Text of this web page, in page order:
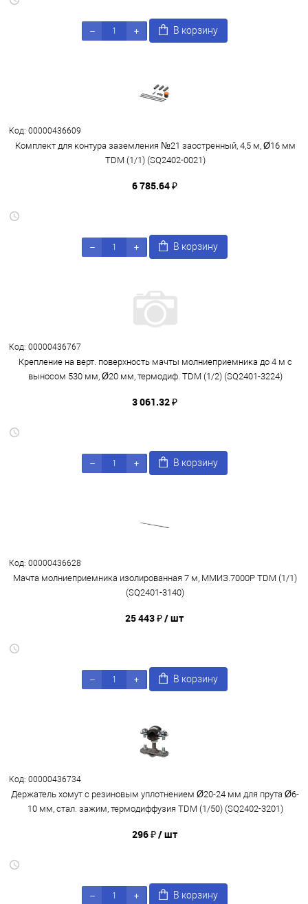
В корзину
Код: 00000436609
Комплект для контура заземления №21 заостренный, 4,5 м, Ø16 мм
TDM (1/1) (SQ2402-0021)
6 785.64 ₽
В корзину
Код: 00000436767
Крепление на верт. поверхность мачты молниеприемника до 4 м с
выносом 530 мм, Ø20 мм, термодиф. TDM (1/2) (SQ2401-3224)
3 061.32 ₽
В корзину
Код: 00000436628
Мачта молниеприемника изолированная 7 м, ММИЗ.7000Р TDM (1/1)
(SQ2401-3140)
25 443 ₽/ шт
В корзину
Код: 00000436734
Держатель хомут с резиновым уплотнением Ø20-24 мм для прута Ø6-
10 мм, стал. зажим, термодиффузия TDM (1/50) (SQ2402-3201)
296 ₽/ шт
В корзину